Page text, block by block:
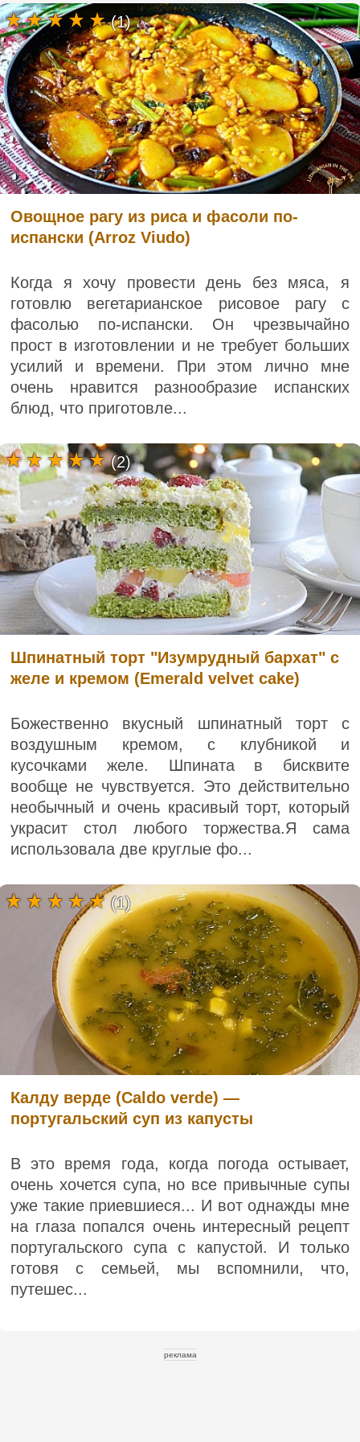
Овощное рагу из риса и фасоли по-
испански (Arroz Viudo)
Когда я хочу провести день без мяса, я
готовлю вегетарианское рисовое рагу с
фасолью по-испански. Он чрезвычайно
прост в изготовлении и не требует больших
усилий и времени. При этом лично мне
очень нравится разнообразие испанских
блюд, что приготовле...
(1)
Шпинатный торт "Изумрудный бархат" с
желе и кремом (Emerald velvet cake)
Божественно вкусный шпинатный торт с
воздушным кремом, с клубникой и
кусочками желе. Шпината в бисквите
вообще не чувствуется. Это действительно
необычный и очень красивый торт, который
украсит стол любого торжества.Я сама
использовала две круглые фо...
(2)
Калду верде (Caldo verde) —
португальский суп из капусты
В это время года, когда погода остывает,
очень хочется супа, но все привычные супы
уже такие приевшиеся... И вот однажды мне
на глаза попался очень интересный рецепт
португальского супа с капустой. И только
готовя с семьей, мы вспомнили, что,
путешес...
(1)
реклама